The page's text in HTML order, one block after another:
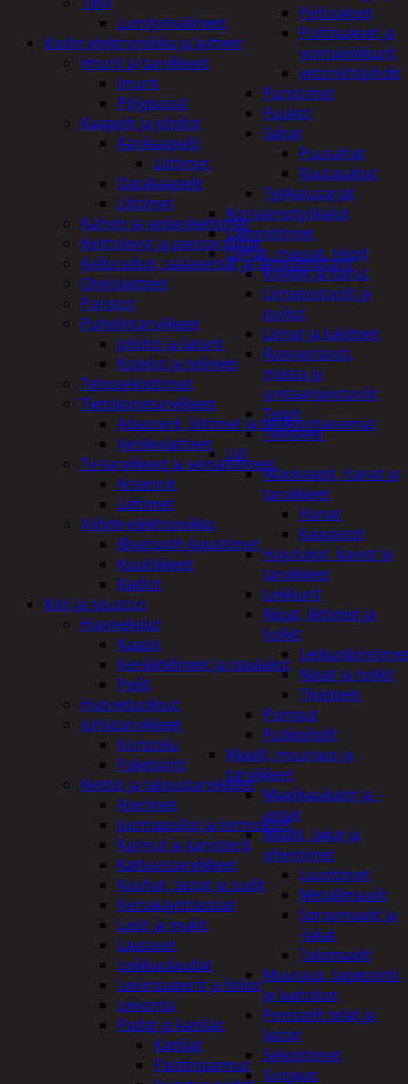
Peltisakset
Pulttisakset ja
voimaleikkurit
vetoniittipihdit
Puristimet
Puukot
Sahat
Puusahat
Rautasahat
Työkalusarjat
Korjaamotyökalut
Lämmittimet
Liimat, massat, teipit
Köydet ja narut
Liimapistoolit ja
puikot
Liimat ja lukitteet
Rasvaprässit,
massa ja
uretaanipistoolit
Teipit
Tiivisteet
LVI
Allaskaapit, hanat ja
tarvikkeet
Hanat
Kaapistot
Hajulukot, kaivot ja
tarvikkeet
Leikkurit
Nipat, liittimet ja
holkit
Nipat ja holkit
Tiivisteet
Pumput
Putkipihdit
Maalit, muuraus ja
tarvikkeet
Maalikaukalot ja -
astiat
Maalit, lakat ja
ohentimet
Liuottimet
Metallimaalit
Spraymaalit ja
-lakat
Talomaalit
Muuraus, tapetointi
ja laatoitus
Pensselit telat ja
lastat
Sekoittimet
Suojaus
Lumityövälineet
Kodin elektroniikka ja laitteet
Imurit ja tarvikkeet
Imurit
Pölypussit
Kaapelit ja johdot
Äänikaapelit
Liittimet
Datakaapelit
Liittimet
Kahvin ja vedenkeittimet
Keittolevyt ja paistoraudat
Kelloradiot, sääasemat ja lämpömittarit
Oheislaitteet
Paristot
Puhelintarvikkeet
Johdot ja laturit
Kotelot ja telineet
Tehosekoittimet
Tietokonetarvikkeet
Adapterit, liittimet ja telakointiasemat
Verkkolaitteet
Tv-tarvikkeet ja seinätelineet
Antennit
Liittimet
Viihde-elektroniikka
Bluetooth kaiuttimet
Kuulokkeet
Radiot
Koti ja sisustus
Huonekalut
Kaapit
Kenkätelineet ja naulakot
Peilit
Huonetuoksut
Juhlatarvikkeet
Koristelu
Paketointi
Keittiö ja taloustarvikkeet
Aterimet
Juomapullot ja termokset
Kannut ja kanisterit
Kattaustarvikkeet
Kauhat, lastat ja sudit
Kertakäyttöastiat
Lasit ja mukit
Lautaset
Leikkuulaudat
Leivinpaperit ja foliot
Leivonta
Padat ja kattilat
Kattilat
Paistinpannut